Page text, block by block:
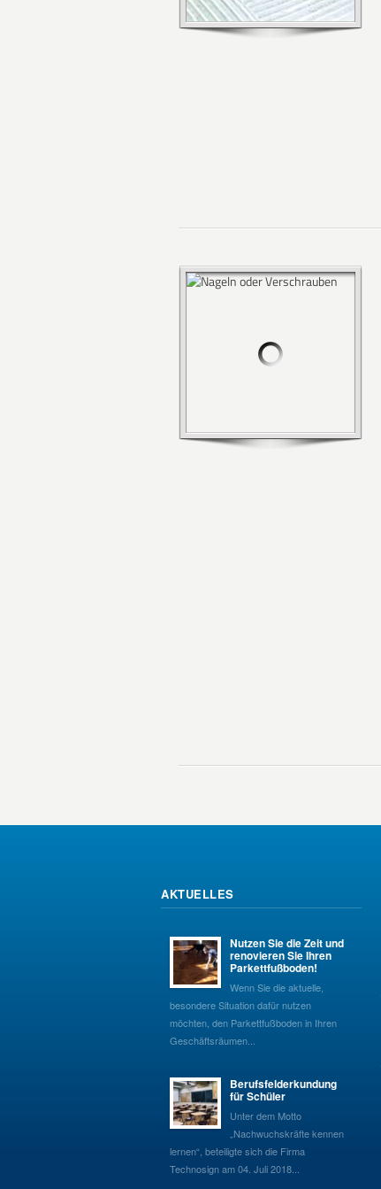
AKTUELLES
Nutzen Sie die Zeit und
renovieren Sie Ihren
Parkettfußboden!
Wenn Sie die aktuelle,
besondere Situation dafür nutzen
möchten, den Parkettfußboden in Ihren
Geschäftsräumen...
Berufsfelderkundung
für Schüler
Unter dem Motto
„Nachwuchskräfte kennen
lernen“, beteiligte sich die Firma
Technosign am 04. Juli 2018...